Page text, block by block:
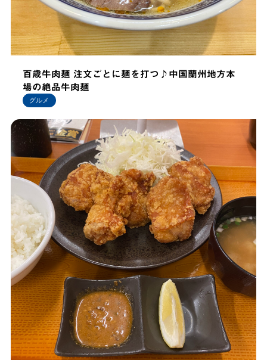
百歳牛肉麺 注文ごとに麺を打つ♪中国蘭州地方本
場の絶品牛肉麺
グルメ